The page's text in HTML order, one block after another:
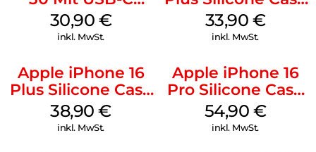
Kabel Weiß
30,90 €
inkl. MwSt.
MagSafe Lake
Green
33,90 €
inkl. MwSt.
Apple iPhone 16
Plus Silicone Case
MagSafe Denim
38,90€
inkl. MwSt.
Apple iPhone 16
Pro Silicone Case
MagSafe Black
54,90 €
inkl. MwSt.